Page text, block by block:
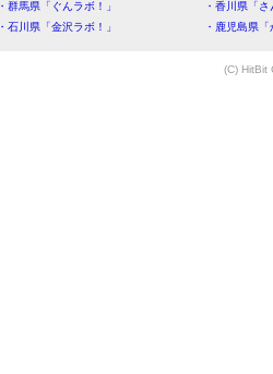
・群馬県「ぐんラボ！」
・香川県「
・石川県「金沢ラボ！」
・鹿児島県
(C) HitBit